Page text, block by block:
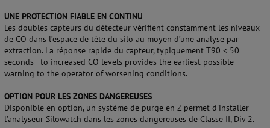
UNE PROTECTION FIABLE EN CONTINU
Les doubles capteurs du détecteur vérifient constamment les niveaux
de CO dans l’espace de tête du silo au moyen d’une analyse par
extraction. La réponse rapide du capteur, typiquement T90 < 50
seconds - to increased CO levels provides the earliest possible
warning to the operator of worsening conditions.
OPTION POUR LES ZONES DANGEREUSES
Disponible en option, un système de purge en Z permet d’installer
l’analyseur Silowatch dans les zones dangereuses de Classe II, Div 2.